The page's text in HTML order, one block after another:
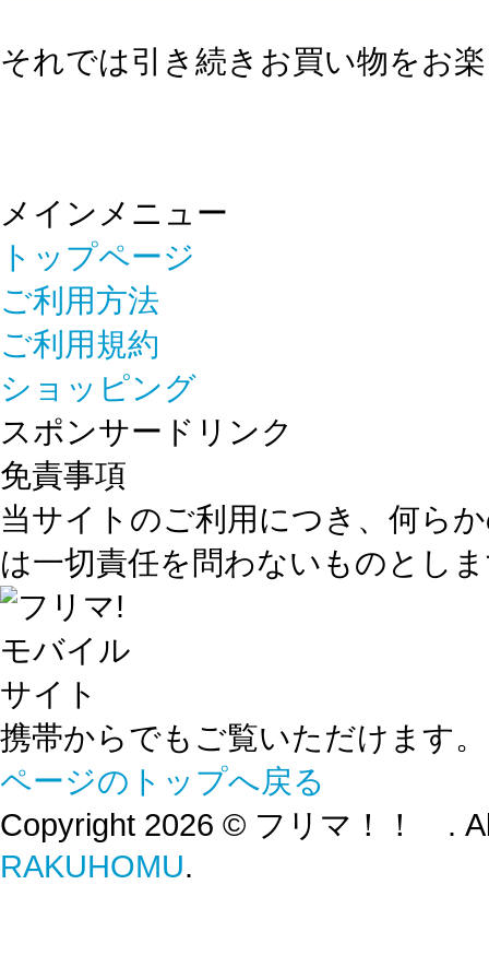
それでは引き続きお買い物をお
メインメニュー
トップページ
ご利用方法
ご利用規約
ショッピング
スポンサードリンク
免責事項
当サイトのご利用につき、何ら
は一切責任を問わないものとし
携帯からでもご覧いただけます。
ページのトップへ戻る
Copyright 2026 © フリマ！！ .
RAKUHOMU.